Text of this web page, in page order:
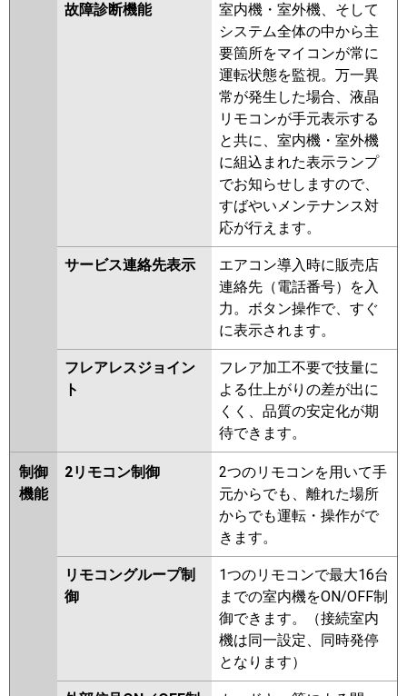
故障診断機能
室内機・室外機、そして
システム全体の中から主
要箇所をマイコンが常に
運転状態を監視。万一異
常が発生した場合、液晶
リモコンが手元表示する
と共に、室内機・室外機
に組込まれた表示ランプ
でお知らせしますので、
すばやいメンテナンス対
応が行えます。
サービス連絡先表示
エアコン導入時に販売店
連絡先（電話番号）を入
力。ボタン操作で、すぐ
に表示されます。
フレアレスジョイン
ト
フレア加工不要で技量に
よる仕上がりの差が出に
くく、品質の安定化が期
待できます。
制御
機能
2リモコン制御
2つのリモコンを用いて手
元からでも、離れた場所
からでも運転・操作がで
きます。
リモコングループ制
御
1つのリモコンで最大16台
までの室内機をON/OFF制
御できます。（接続室内
機は同一設定、同時発停
となります）